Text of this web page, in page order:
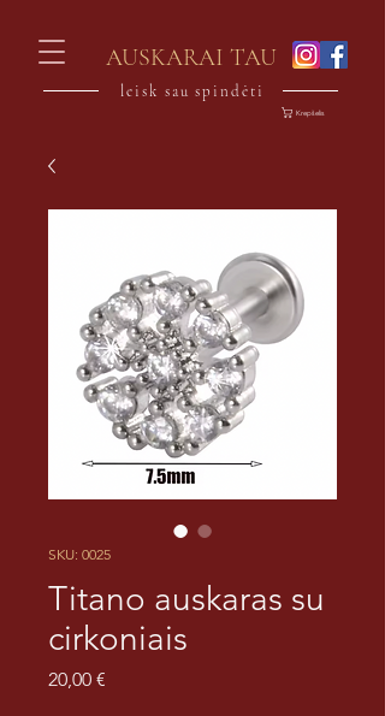
AUSKARAI TAU
leisk sau spindėti
Krepšelis
SKU: 0025
Titano auskaras su
cirkoniais
20,00 €